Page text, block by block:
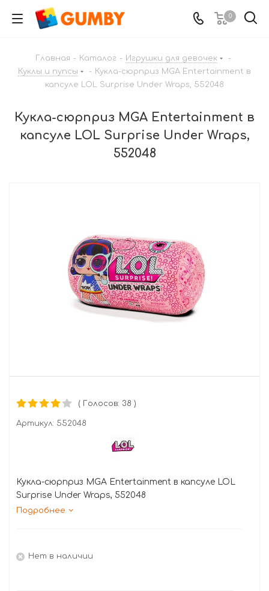
0
Главная - Каталог - Игрушки для девочек
-
Куклы и пупсы
- Кукла-сюрприз MGA Entertainment в
капсуле LOL Surprise Under Wraps, 552048
Кукла-сюрприз MGA Entertainment в
капсуле LOL Surprise Under Wraps,
552048
( Голосов: 38 )
Артикул: 552048
Кукла-сюрприз MGA Entertainment в капсуле LOL
Surprise Under Wraps, 552048
Подробнее
Нет в наличии